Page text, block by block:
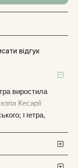
відгук
виростила
Кесарії
Петра,
любов,